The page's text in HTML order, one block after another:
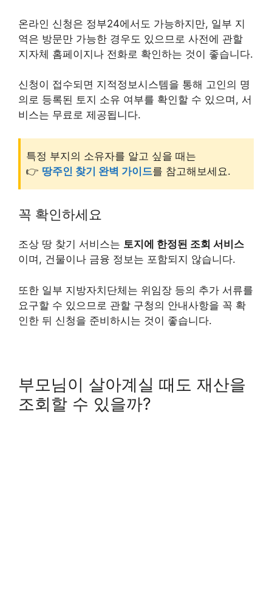
온라인 신청은 정부24에서도 가능하지만, 일부 지
역은 방문만 가능한 경우도 있으므로 사전에 관할
지자체 홈페이지나 전화로 확인하는 것이 좋습니다.
신청이 접수되면 지적정보시스템을 통해 고인의 명
의로 등록된 토지 소유 여부를 확인할 수 있으며, 서
비스는 무료로 제공됩니다.
특정 부지의 소유자를 알고 싶을 때는
👉 땅주인 찾기 완벽 가이드를 참고해보세요.
꼭 확인하세요
조상 땅 찾기 서비스는 토지에 한정된 조회 서비스
이며, 건물이나 금융 정보는 포함되지 않습니다.
또한 일부 지방자치단체는 위임장 등의 추가 서류를
요구할 수 있으므로 관할 구청의 안내사항을 꼭 확
인한 뒤 신청을 준비하시는 것이 좋습니다.
부모님이 살아계실 때도 재산을
조회할 수 있을까?